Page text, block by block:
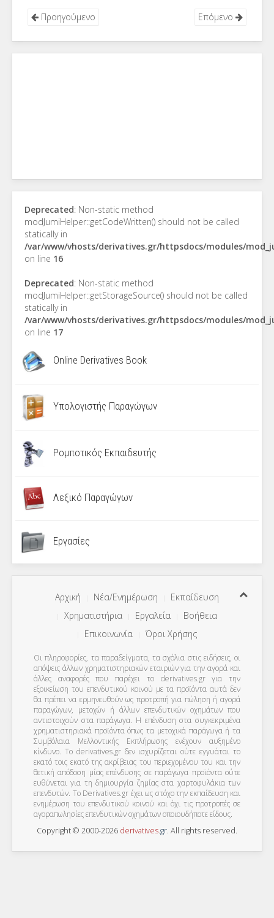
Προηγούμενο Επόμενο
Deprecated: Non-static method
modJumiHelper::getCodeWritten() should not be called
statically in
/var/www/vhosts/derivatives.gr/httpsdocs/modules/
on line 16
Deprecated: Non-static method
modJumiHelper::getStorageSource() should not be called
statically in
/var/www/vhosts/derivatives.gr/httpsdocs/modules/
on line 17
Online Derivatives Book
Υπολογιστής Παραγώγων
Ρομποτικός Εκπαιδευτής
Λεξικό Παραγώγων
Εργασίες
Αρχική Νέα/Ενημέρωση
Εκπαίδευση
Χρηματιστήρια
Εργαλεία
Βοήθεια
Επικοινωνία
Όροι Χρήσης
Οι πληροφορίες, τα παραδείγματα, τα σχόλια στις ειδήσεις, οι
απόψεις άλλων χρηματιστηριακών εταιριών για την αγορά και
άλλες αναφορές που παρέχει το derivatives.gr για την
εξοικείωση του επενδυτικού κοινού με τα προϊόντα αυτά δεν
θα πρέπει να ερμηνευθούν ως προτροπή για πώληση ή αγορά
παραγώγων, μετοχών ή άλλων επενδυτικών οχημάτων που
αντιστοιχούν στα παράγωγα. Η επένδυση στα συγκεκριμένα
χρηματιστηριακά προϊόντα όπως τα μετοχικά παράγωγα ή τα
Συμβόλαια Μελλοντικής Εκπλήρωσης ενέχουν αυξημένο
κίνδυνο. Το derivatives.gr δεν ισχυρίζεται ούτε εγγυάται το
εκατό τοις εκατό της ακρίβειας του περιεχομένου του και την
θετική απόδοση μίας επένδυσης σε παράγωγα προϊόντα ούτε
ευθύνεται για τη δημιουργία ζημίας στα χαρτοφυλάκια των
επενδυτών. To Derivatives.gr έχει ως στόχο την εκπαίδευση και
ενημέρωση του επενδυτικού κοινού και όχι τις προτροπές σε
αγοραπωλησίες επενδυτικών οχημάτων οποιουδήποτε είδους.
Copyright © 2000-2026 derivatives.gr. All rights reserved.